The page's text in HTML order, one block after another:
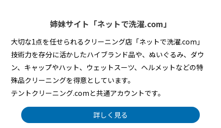
姉妹サイト「ネットで洗濯.com」
大切な1点を任せられるクリーニング店「ネットで洗濯.com」
技術力を存分に活かしたハイブランド品や、ぬいぐるみ、ダウ
ン、キャップやハット、ウェットスーツ、ヘルメットなどの特
殊品クリーニングを得意としています。
テントクリーニング.comと共通アカウントです。
詳しく見る